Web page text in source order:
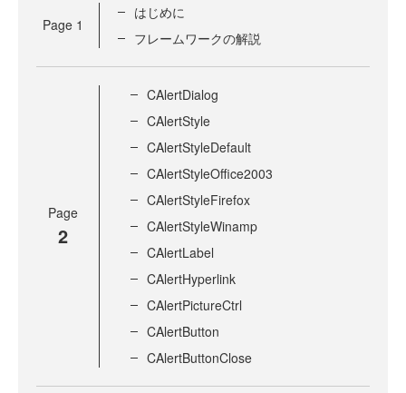
Page 1
はじめに
フレームワークの解説
Page
2
CAlertDialog
CAlertStyle
CAlertStyleDefault
CAlertStyleOffice2003
CAlertStyleFirefox
CAlertStyleWinamp
CAlertLabel
CAlertHyperlink
CAlertPictureCtrl
CAlertButton
CAlertButtonClose